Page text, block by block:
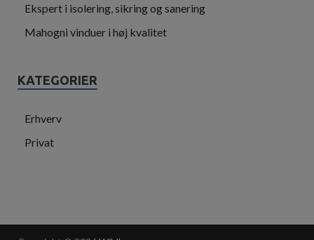
Ekspert i isolering, sikring og sanering
Mahogni vinduer i høj kvalitet
KATEGORIER
Erhverv
Privat